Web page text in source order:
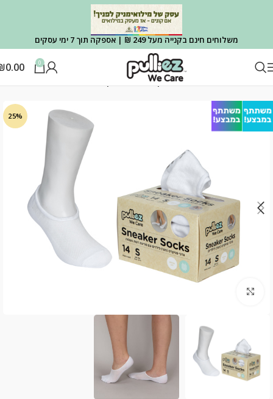
משלוחים חינם בקנייה מעל 249 ₪ | אספקה תוך 7 ימי עסקים
0
0.00
ילדים קרסוליות וסניקרס (חצי) ילדים
25%